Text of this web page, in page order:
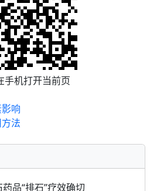
手机打开当前页
响
法
品“排石”疗效确切